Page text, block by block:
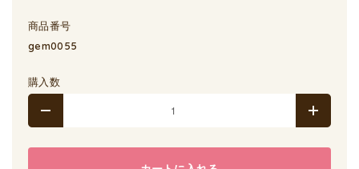
商品番号
gem0055
購入数